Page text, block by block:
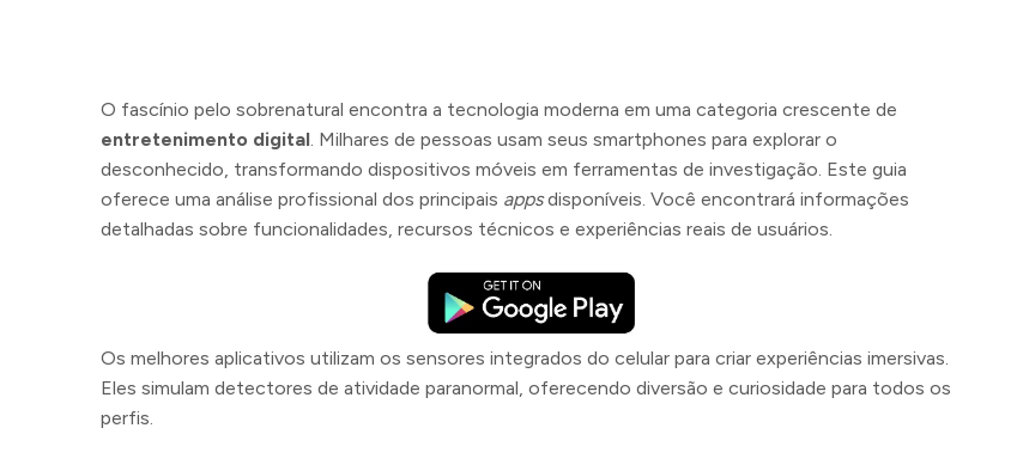
O fascínio pelo sobrenatural encontra a tecnologia moderna em uma categoria crescente de
entretenimento digital. Milhares de pessoas usam seus smartphones para explorar o
desconhecido, transformando dispositivos móveis em ferramentas de investigação. Este guia
oferece uma análise profissional dos principais appsdisponíveis. Você encontrará informações
detalhadas sobre funcionalidades, recursos técnicos e experiências reais de usuários.
Os melhores aplicativos utilizam os sensores integrados do celular para criar experiências imersivas.
Eles simulam detectores de atividade paranormal, oferecendo diversão e curiosidade para todos os
perfis.